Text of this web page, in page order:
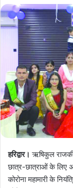
हरिद्वार। ऋषिकुल
छात्र-छात्राओं के लिए
कोरोना महामारी के